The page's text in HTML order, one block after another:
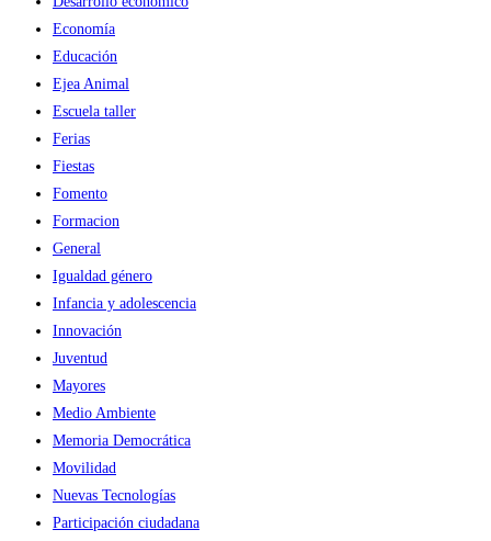
Economía
Educación
Ejea Animal
Escuela taller
Ferias
Fiestas
Fomento
Formacion
General
Igualdad género
Infancia y adolescencia
Innovación
Juventud
Mayores
Medio Ambiente
Memoria Democrática
Movilidad
Nuevas Tecnologías
Participación ciudadana